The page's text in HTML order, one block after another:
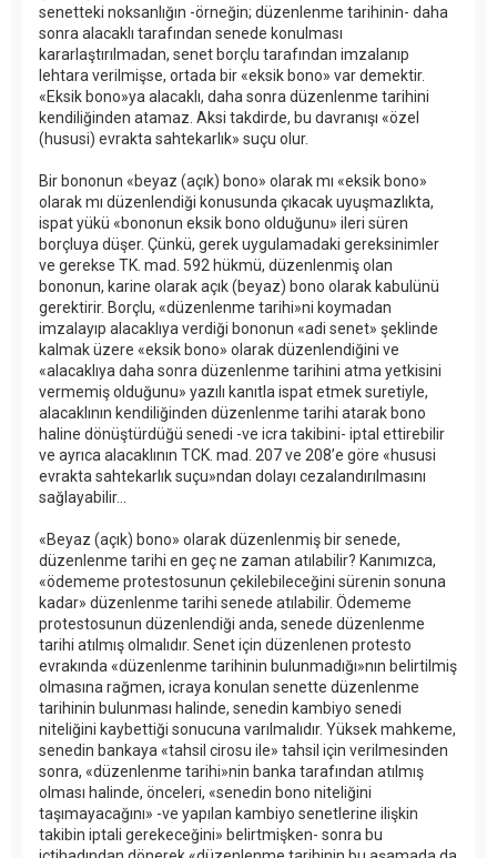
senetteki noksanlığın -örneğin; düzenlenme tarihinin- daha
sonra alacaklı tarafından senede konulması
kararlaştırılmadan, senet borçlu tarafından imzalanıp
lehtara verilmişse, ortada bir «eksik bono» var demektir.
«Eksik bono»ya alacaklı, daha sonra düzenlenme tarihini
kendiliğinden atamaz. Aksi takdirde, bu davranışı «özel
(hususi) evrakta sahtekarlık» suçu olur.
Bir bononun «beyaz (açık) bono» olarak mı «eksik bono»
olarak mı düzenlendiği konusunda çıkacak uyuşmazlıkta,
ispat yükü «bononun eksik bono olduğunu» ileri süren
borçluya düşer. Çünkü, gerek uygulamadaki gereksinimler
ve gerekse TK. mad. 592 hükmü, düzenlenmiş olan
bononun, karine olarak açık (beyaz) bono olarak kabulünü
gerektirir. Borçlu, «düzenlenme tarihi»ni koymadan
imzalayıp alacaklıya verdiği bononun «adi senet» şeklinde
kalmak üzere «eksik bono» olarak düzenlendiğini ve
«alacaklıya daha sonra düzenlenme tarihini atma yetkisini
vermemiş olduğunu» yazılı kanıtla ispat etmek suretiyle,
alacaklının kendiliğinden düzenlenme tarihi atarak bono
haline dönüştürdüğü senedi -ve icra takibini- iptal ettirebilir
ve ayrıca alacaklının TCK. mad. 207 ve 208’e göre «hususi
evrakta sahtekarlık suçu»ndan dolayı cezalandırılmasını
sağlayabilir...
«Beyaz (açık) bono» olarak düzenlenmiş bir senede,
düzenlenme tarihi en geç ne zaman atılabilir? Kanımızca,
«ödememe protestosunun çekilebileceğini sürenin sonuna
kadar» düzenlenme tarihi senede atılabilir. Ödememe
protestosunun düzenlendiği anda, senede düzenlenme
tarihi atılmış olmalıdır. Senet için düzenlenen protesto
evrakında «düzenlenme tarihinin bulunmadığı»nın belirtilmiş
olmasına rağmen, icraya konulan senette düzenlenme
tarihinin bulunması halinde, senedin kambiyo senedi
niteliğini kaybettiği sonucuna varılmalıdır. Yüksek mahkeme,
senedin bankaya «tahsil cirosu ile» tahsil için verilmesinden
sonra, «düzenlenme tarihi»nin banka tarafından atılmış
olması halinde, önceleri, «senedin bono niteliğini
taşımayacağını» -ve yapılan kambiyo senetlerine ilişkin
takibin iptali gerekeceğini» belirtmişken- sonra bu